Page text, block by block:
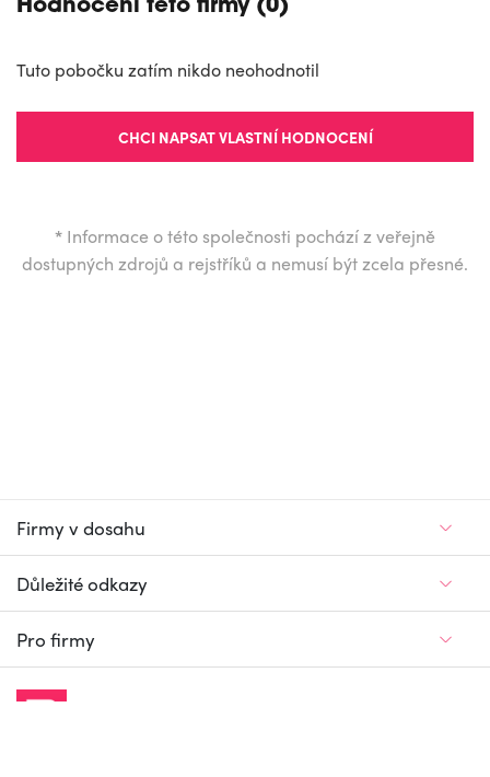
Hodnocení této firmy (0)
Tuto pobočku zatím nikdo neohodnotil
CHCI NAPSAT VLASTNÍ HODNOCENÍ
* Informace o této společnosti pochází z veřejně
dostupných zdrojů a rejstříků a nemusí být zcela přesné.
Firmy v dosahu
Důležité odkazy
Pro firmy